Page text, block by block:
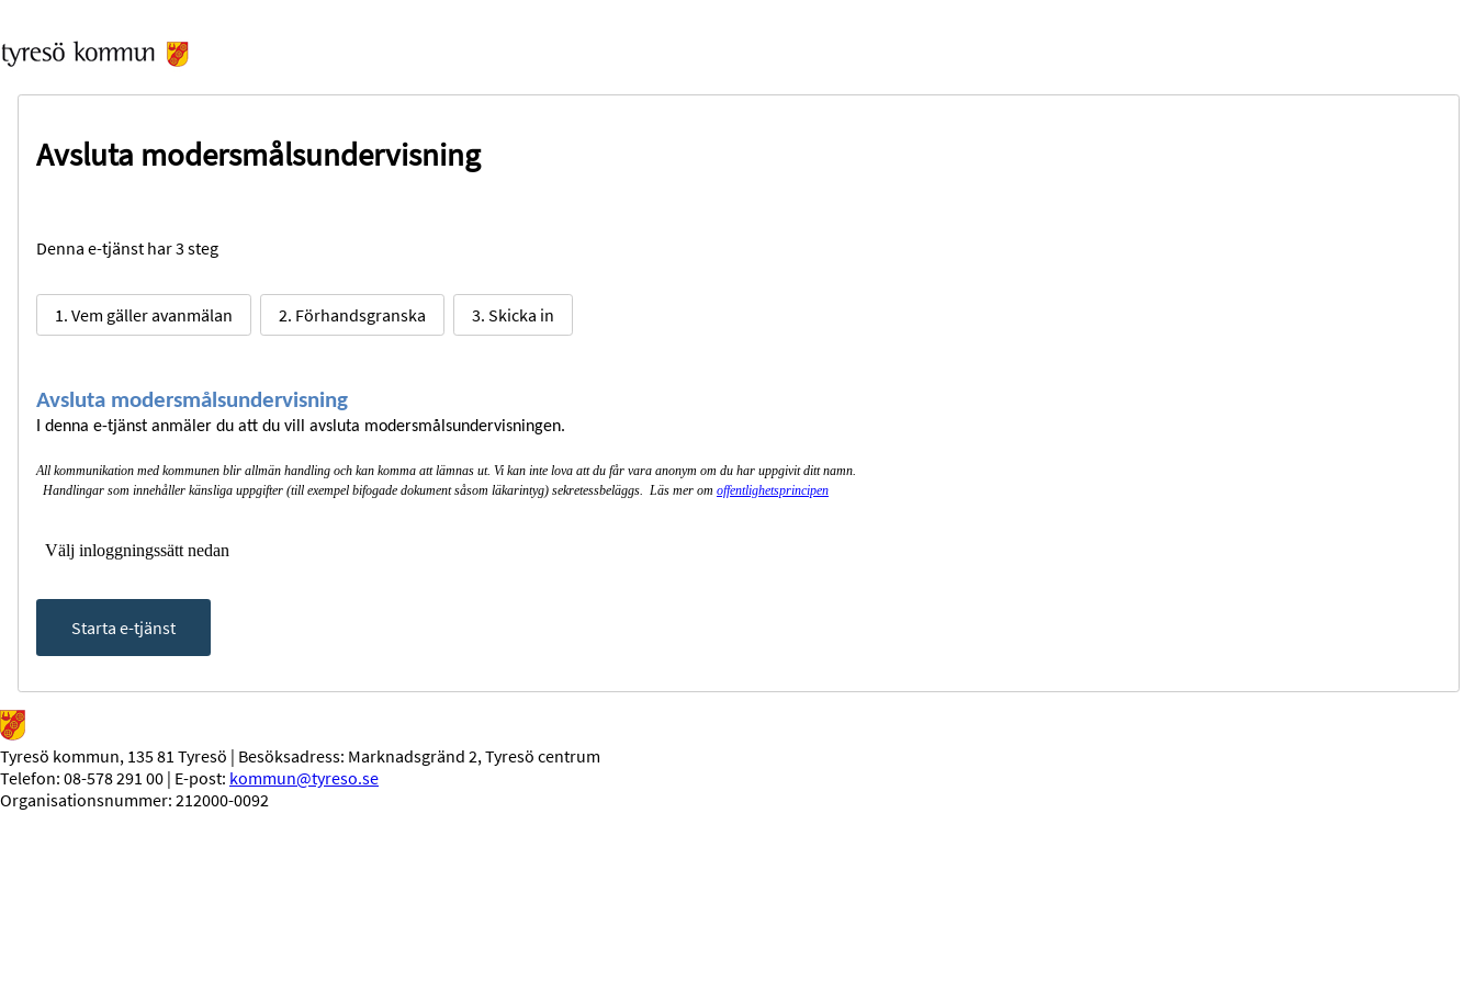
Avsluta modersmålsundervisning
Denna e-tjänst har 3 steg
1. Vem gäller avanmälan 2. Förhandsgranska 3. Skicka in
Avsluta modersmålsundervisning
I denna e-tjänst anmäler du att du vill avsluta modersmålsundervisningen.
All kommunikation med kommunen blir allmän handling och kan komma att lämnas ut. Vi kan inte lova att du får vara anonym om du har uppgivit ditt namn.
Handlingar som innehåller känsliga uppgifter (till exempel bifogade dokument såsom läkarintyg) sekretessbeläggs. Läs mer om offentlighetsprincipen
Välj inloggningssätt nedan
Starta e-tjänst
Tyresö kommun, 135 81 Tyresö | Besöksadress: Marknadsgränd 2, Tyresö centrum
Telefon: 08-578 291 00 | E-post: kommun@tyreso.se
Organisationsnummer: 212000-0092